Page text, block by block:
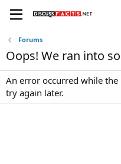
Forums
Oops! We ran into
An error occurred while the
try again later.